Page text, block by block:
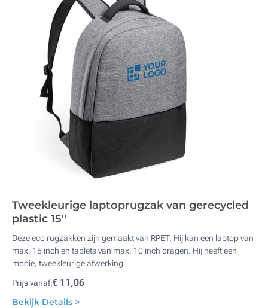
Tweekleurige laptoprugzak van gerecycled
plastic 15''
Deze eco rugzakken zijn gemaakt van RPET. Hij kan een laptop van
max. 15 inch en tablets van max. 10 inch dragen. Hij heeft een
mooie, tweekleurige afwerking.
Prijs vanaf:€ 11,06
Bekijk Details >